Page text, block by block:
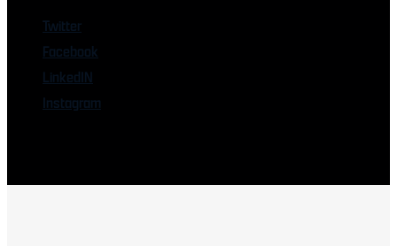
Twitter
Facebook
LinkedIN
Instagram